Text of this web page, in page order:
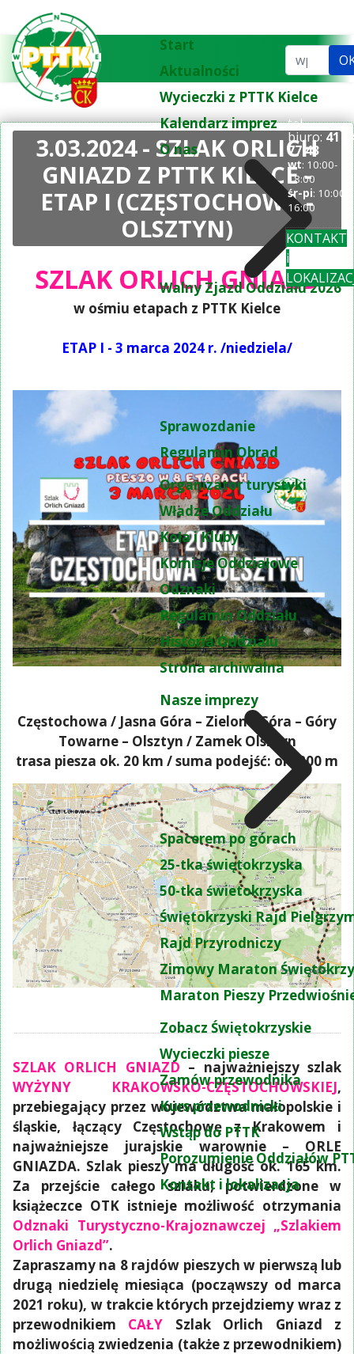
Start
Aktualności
Wycieczki z PTTK Kielce
Kalendarz imprez
O nas
Walny Zjazd Oddziału 2026
Sprawozdanie
Regulamin Obrad
Organizator turystyki
Władze Oddziału
Koła i Kluby
Komisje Oddziałowe
Odznaki
Regulamin Oddziału
Historia Oddziału
Strona archiwalna
Nasze imprezy
Spacerem po górach
25-tka świętokrzyska
50-tka świetokrzyska
Świętokrzyski Rajd
Rajd Przyrodniczy
Zimowy Maraton
Maraton Pieszy
Zobacz Świętokrzyskie
Wycieczki piesze
Zamów przewodnika
Kurs przewodnicki
Wstąp do PTTK
Porozumienie Oddziałów
Kontakt i lokalizacja
Szukaj...
tel.
biuro: 41
77 43
wt: 10:00-
18:00
śr-pi: 10:00-
16:00
KONTAKT
i
3.03.2024 - SZLAK ORLICH
GNIAZD Z PTTK KIELCE -
ETAP I (CZĘSTOCHOWA -
OLSZTYN)
SZLAK ORLICH GNIAZD
w ośmiu etapach z PTTK Kielce
ETAP I - 3 marca 2024 r. /niedziela/
Częstochowa / Jasna Góra – Zielona Góra – Góry
Towarne – Olsztyn / Zamek Olsztyn
trasa piesza ok. 20 km / suma podejść: ok. 200 m
SZLAK ORLICH GNIAZD – najważniejszy szlak
WYŻYNY KRAKOWSKO-CZĘSTOCHOWSKIEJ,
przebiegający przez województwa małopolskie i
śląskie, łączący Częstochowę z Krakowem i
najważniejsze jurajskie warownie – ORLE
GNIAZDA. Szlak pieszy ma długość ok. 165 km.
Za przejście całego szlaku, potwierdzone w
książeczce OTK istnieje możliwość otrzymania
Odznaki Turystyczno-Krajoznawczej „Szlakiem
Orlich Gniazd”.
Zapraszamy na 8 rajdów pieszych w pierwszą lub
drugą niedzielę miesiąca (począwszy od marca
2021 roku), w trakcie których przejdziemy wraz z
przewodnikiem CAŁY Szlak Orlich Gniazd z
możliwością zwiedzenia (także z przewodnikiem)